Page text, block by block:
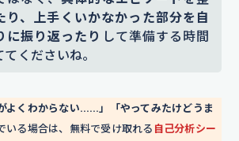
り、上手くいかなかった部分を自
に振り返ったり して準備する時間
てくださいね。
よくわからない……」「やってみたけどうま
いる場合は、無料で受け取れる 自己分析シー